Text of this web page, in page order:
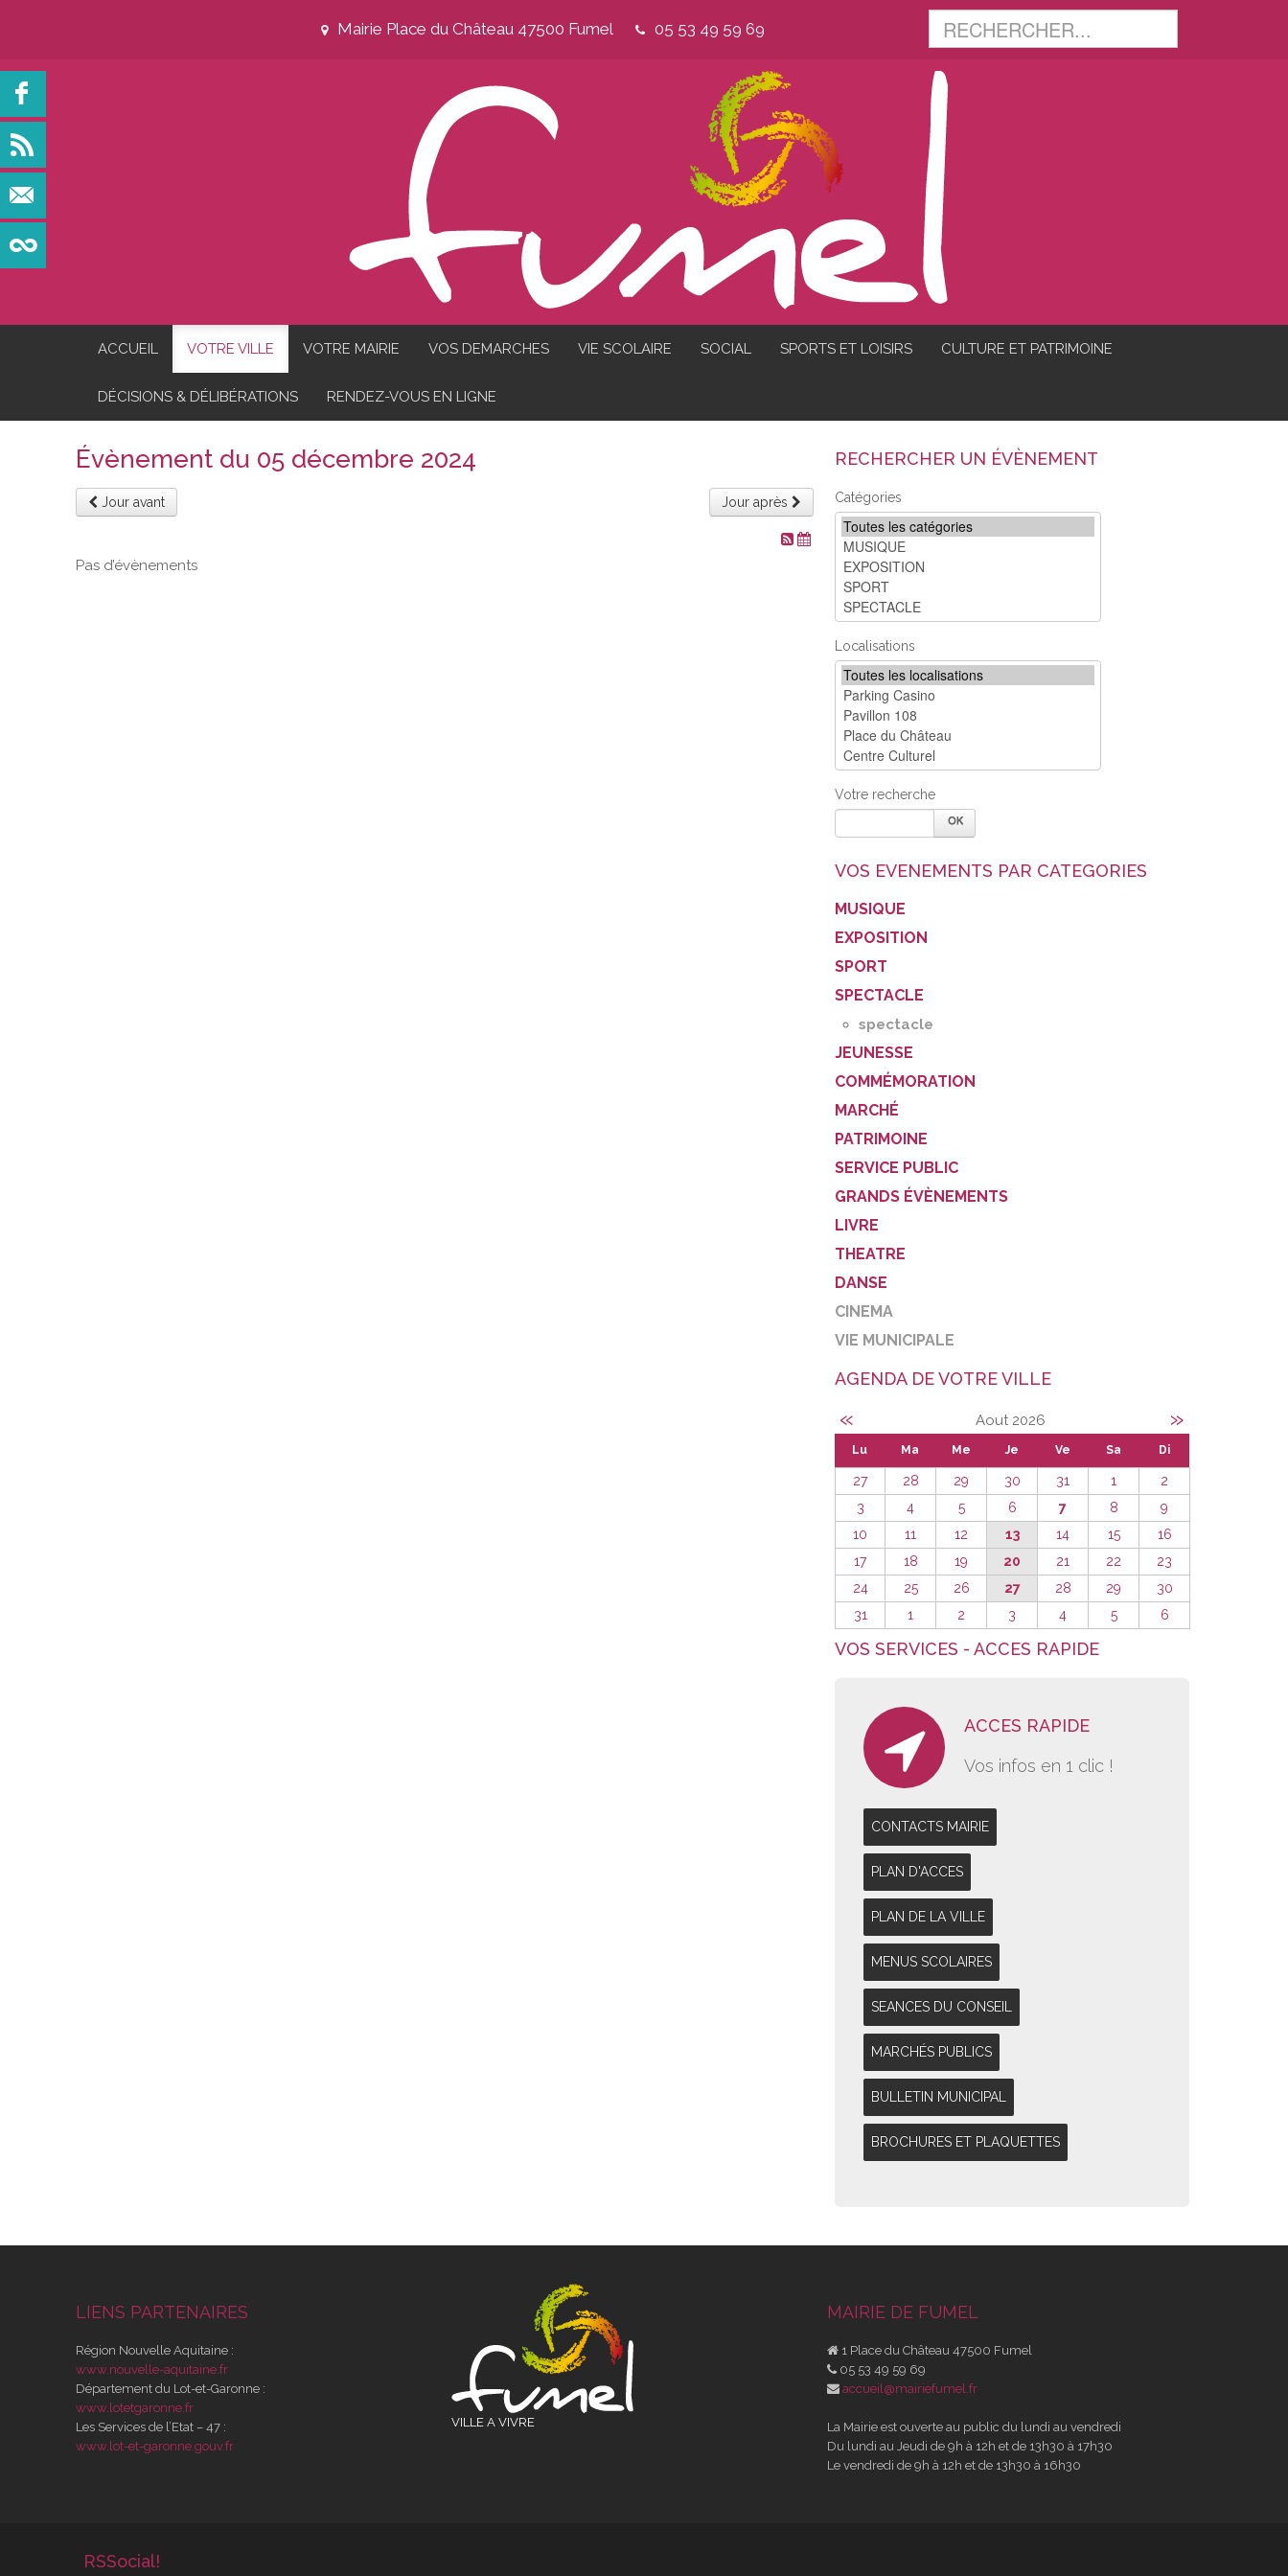
Mairie Place du Château 47500 Fumel 05 53 49 59 69
ACCUEIL VOTRE VILLE VOTRE MAIRIE VOS DEMARCHES VIE SCOLAIRE SOCIAL SPORTS ET LOISIRS CULTURE ET PATRIMOINE
DÉCISIONS & DÉLIBÉRATIONS RENDEZ-VOUS EN LIGNE
Évènement du 05 décembre 2024
Jour avant Jour après
Pas d’évènements
RECHERCHER UN ÉVÈNEMENT
Catégories
Localisations
Votre recherche
VOS EVENEMENTS PAR CATEGORIES
MUSIQUE
EXPOSITION
SPORT
SPECTACLE
spectacle
JEUNESSE
COMMÉMORATION
MARCHÉ
PATRIMOINE
SERVICE PUBLIC
GRANDS ÉVÈNEMENTS
LIVRE
THEATRE
DANSE
CINEMA
VIE MUNICIPALE
AGENDA DE VOTRE VILLE
« Aout 2026 »
Lu Ma Me Je Ve Sa Di
27 28 29 30 31 1
2
3
4 5 6 7 8
9
10
11 12 13 14 15
16
17
18 19 20 21 22
23
24
25 26 27 28 29
30
31
1 2 3 4 5 6
VOS SERVICES - ACCES RAPIDE
ACCES RAPIDE
Vos infos en 1 clic !
CONTACTS MAIRIE
PLAN D'ACCES
PLAN DE LA VILLE
MENUS SCOLAIRES
SEANCES DU CONSEIL
MARCHÉS PUBLICS
BULLETIN MUNICIPAL
BROCHURES ET PLAQUETTES
LIENS PARTENAIRES
Région Nouvelle Aquitaine :
www.nouvelle-aquitaine.fr
Département du Lot-et-Garonne :
www.lotetgaronne.fr
Les Services de l’Etat – 47 :
www.lot-et-garonne.gouv.fr
VILLE A VIVRE
MAIRIE DE FUMEL
1 Place du Château 47500 Fumel
05 53 49 59 69
accueil@mairiefumel.fr
La Mairie est ouverte au public du lundi au vendredi
Du lundi au Jeudi de 9h à 12h et de 13h30 à 17h30
Le vendredi de 9h à 12h et de 13h30 à 16h30
RSSocial!